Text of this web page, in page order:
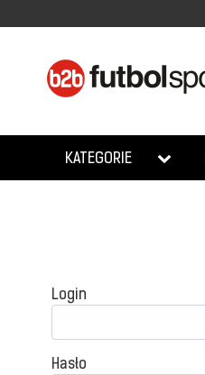
KATEGORIE
Login
Hasło